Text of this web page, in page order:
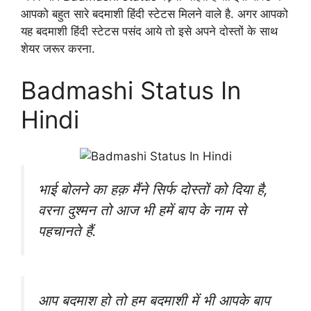
आपको बहुत सारे बदमाशी हिंदी स्टेटस मिलने वाले है. अगर आपको
यह बदमाशी हिंदी स्टेटस पसंद आये तो इसे अपने दोस्तों के साथ
शेयर जरूर करना.
Badmashi Status In
Hindi
भाई बोलने का हक़ मैंने सिर्फ दोस्तों को दिया है,
वरना दुश्मन तो आज भी हमें बाप के नाम से
पहचानते हैं.
आप बदमाश हो तो हम बदमाशी में भी आपके बाप